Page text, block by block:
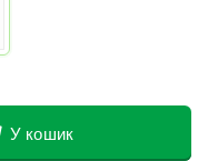
У кошик